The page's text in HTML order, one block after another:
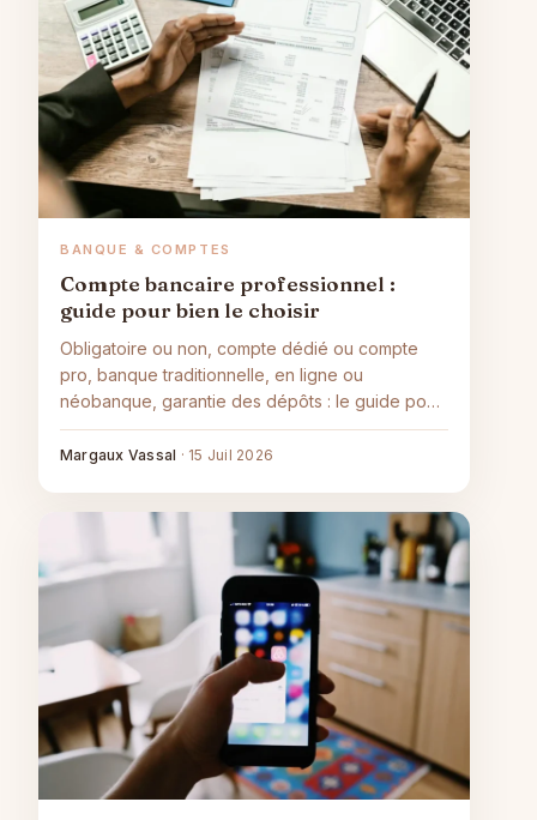
BANQUE & COMPTES
Compte bancaire professionnel :
guide pour bien le choisir
Obligatoire ou non, compte dédié ou compte
pro, banque traditionnelle, en ligne ou
néobanque, garantie des dépôts : le guide pour
choisir et ouvrir votre compte bancaire
professionnel.
Margaux Vassal · 15 Juil 2026